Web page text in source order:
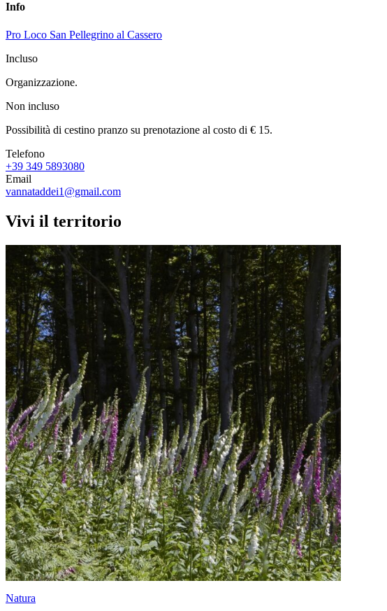
Info
Pro Loco San Pellegrino al Cassero
Incluso
Organizzazione.
Non incluso
Possibilità di cestino pranzo su prenotazione al costo di € 15.
Telefono
+39 349 5893080
Email
vannataddei1@gmail.com
Vivi il territorio
Natura